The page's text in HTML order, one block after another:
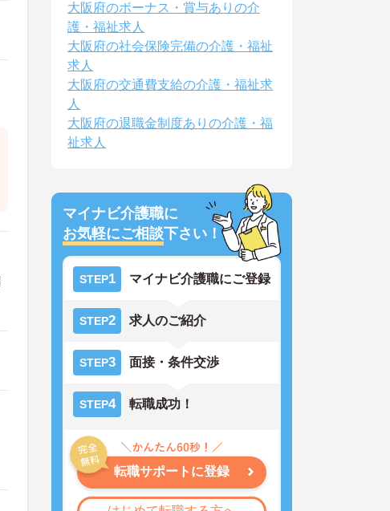
大阪府のボーナス・賞与ありの介
護・福祉求人
大阪府の社会保険完備の介護・福祉
求人
大阪府の交通費支給の介護・福祉求
人
大阪府の退職金制度ありの介護・福
祉求人
マイナビ介護職に
お気軽にご相談下さい！
STEP1 マイナビ介護職にご登録
STEP2 求人のご紹介
STEP3 面接・条件交渉
STEP4 転職成功！
転職サポートに登録